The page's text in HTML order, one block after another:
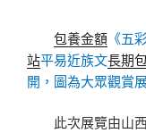
包養金額 《
站平易近族文長期
開，圖為大眾觀賞
此次展覽由山